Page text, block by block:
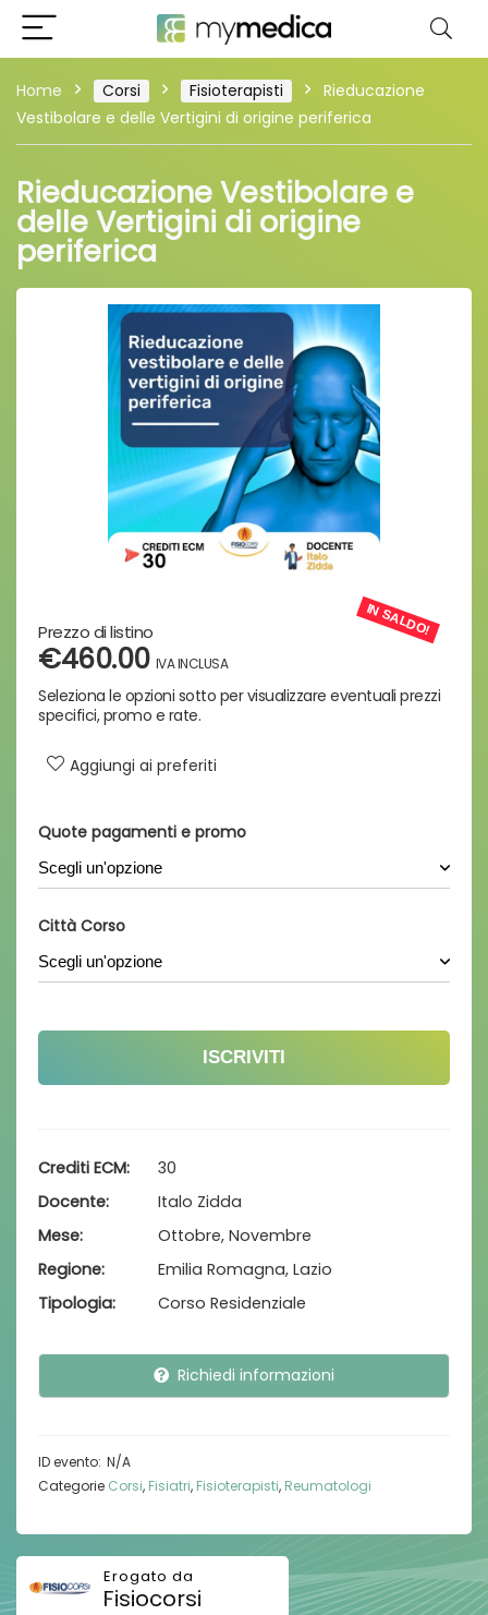
Home Corsi Fisioterapisti
Rieducazione
Vestibolare e delle Vertigini di origine periferica
Rieducazione Vestibolare e
delle Vertigini di origine
periferica
IN SALDO!
€460.00
Aggiungi ai preferiti
Quote pagamenti e promo
Città Corso
ISCRIVITI
Crediti ECM
30
Docente
Italo Zidda
Regione
Emilia Romagna, Lazio
Tipologia
Corso Residenziale
Mese Ottobre, Novembre
Richiedi informazioni
N/A
Categorie Corsi, Fisiatri, Fisioterapisti, Reumatologi
Fisiocorsi